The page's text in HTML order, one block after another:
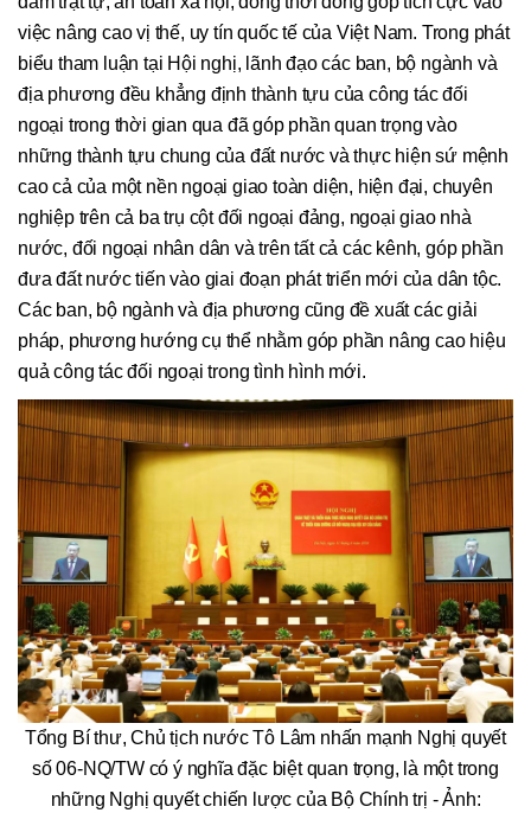
việc nâng cao vị thế, uy tín quốc tế của Việt Nam. Trong phát
biểu tham luận tại Hội nghị, lãnh đạo các ban, bộ ngành và
địa phương đều khẳng định thành tựu của công tác đối
ngoại trong thời gian qua đã góp phần quan trọng vào
những thành tựu chung của đất nước và thực hiện sứ mệnh
cao cả của một nền ngoại giao toàn diện, hiện đại, chuyên
nghiệp trên cả ba trụ cột đối ngoại đảng, ngoại giao nhà
nước, đối ngoại nhân dân và trên tất cả các kênh, góp phần
đưa đất nước tiến vào giai đoạn phát triển mới của dân tộc.
Các ban, bộ ngành và địa phương cũng đề xuất các giải
pháp, phương hướng cụ thể nhằm góp phần nâng cao hiệu
quả công tác đối ngoại trong tình hình mới.
Tổng Bí thư, Chủ tịch nước Tô Lâm nhấn mạnh Nghị quyết
số 06-NQ/TW có ý nghĩa đặc biệt quan trọng, là một trong
những Nghị quyết chiến lược của Bộ Chính trị - Ảnh: